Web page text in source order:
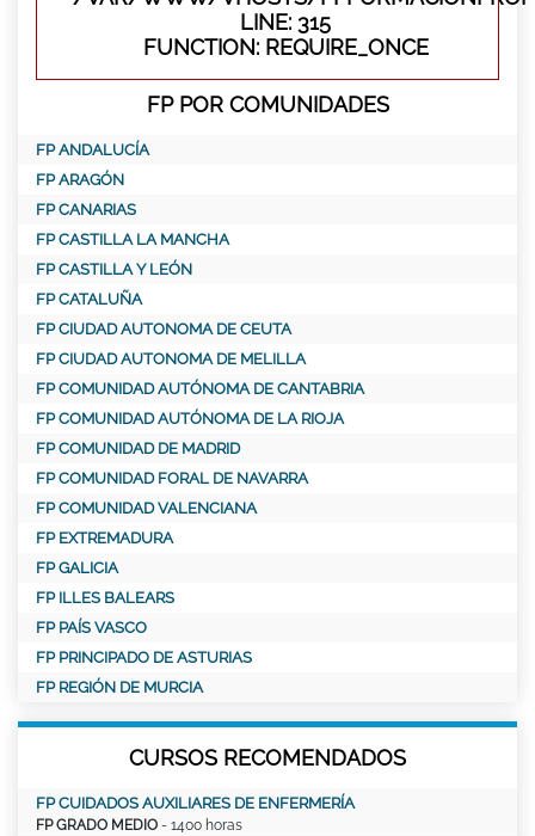
LINE: 315
FUNCTION: REQUIRE_ONCE
FP POR COMUNIDADES
FP ANDALUCÍA
FP ARAGÓN
FP CANARIAS
FP CASTILLA LA MANCHA
FP CASTILLA Y LEÓN
FP CATALUÑA
FP CIUDAD AUTONOMA DE CEUTA
FP CIUDAD AUTONOMA DE MELILLA
FP COMUNIDAD AUTÓNOMA DE CANTABRIA
FP COMUNIDAD AUTÓNOMA DE LA RIOJA
FP COMUNIDAD DE MADRID
FP COMUNIDAD FORAL DE NAVARRA
FP COMUNIDAD VALENCIANA
FP EXTREMADURA
FP GALICIA
FP ILLES BALEARS
FP PAÍS VASCO
FP PRINCIPADO DE ASTURIAS
FP REGIÓN DE MURCIA
CURSOS RECOMENDADOS
FP CUIDADOS AUXILIARES DE ENFERMERÍA
FP GRADO MEDIO - 1400 horas